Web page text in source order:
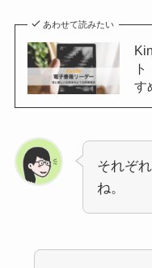
あわせて読みたい
す
それぞ
ね。